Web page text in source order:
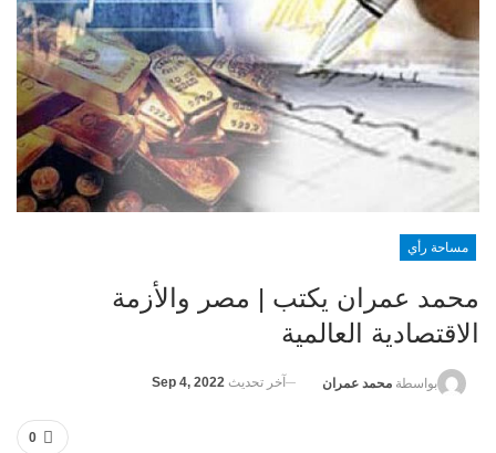
مساحة رأي
محمد عمران يكتب | مصر والأزمة
الاقتصادية العالمية
بواسطة محمد عمران آخر تحديث Sep 4, 2022
0